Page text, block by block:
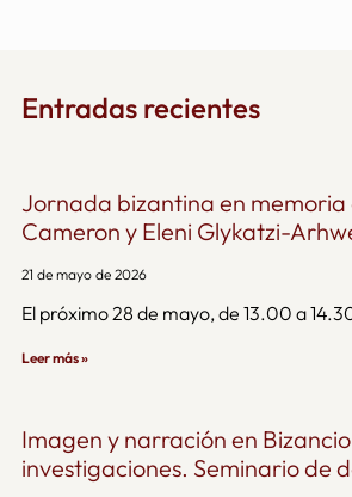
Entradas recientes
Jornada bizantina en memoria
Cameron y Eleni Glykatzi-
21 de mayo de 2026
El próximo 28 de mayo, de 13.00 a
Leer más »
Imagen y narración en
investigaciones. Seminario de